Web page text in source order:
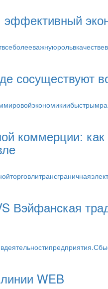
сосуществуют
коммерции:
Вэйфанская
WEB